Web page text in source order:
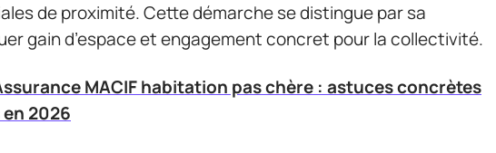
de proximité. Cette démarche se distingue par sa
gain d’espace et engagement concret pour la collectivité.
MACIF habitation pas chère : astuces concrètes
2026